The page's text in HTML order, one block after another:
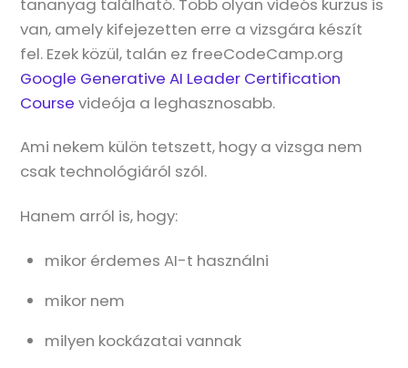
van, amely kifejezetten erre a vizsgára készít
fel. Ezek közül, talán ez freeCodeCamp.org
Google Generative AI Leader Certification
Course videója a leghasznosabb.
Ami nekem külön tetszett, hogy a vizsga nem
csak technológiáról szól.
Hanem arról is, hogy:
mikor érdemes AI-t használni
mikor nem
milyen kockázatai vannak